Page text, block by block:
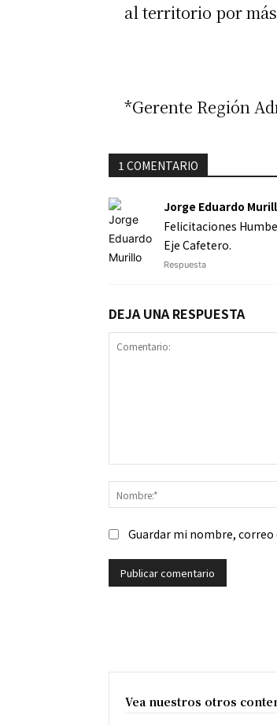
al territorio por
*Gerente Región
1 COMENTARIO
Jorge Eduardo
Felicitaciones
Eje Cafetero.
Respuesta
DEJA UNA RESPUESTA
Guardar mi nombre,
Vea nuestros otros